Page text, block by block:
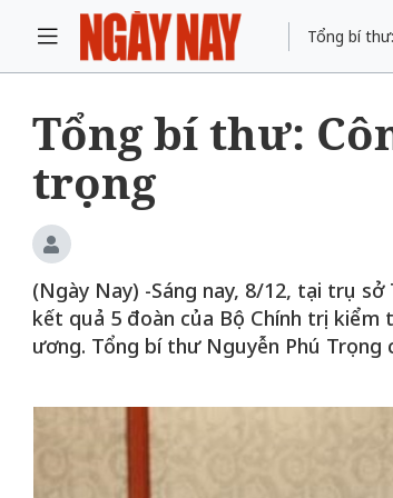
Tổng bí
Tổng bí thư:
trọng
(Ngày Nay) -Sáng nay, 8/12, tại trụ
kết quả 5 đoàn của Bộ Chính trị
ương. Tổng bí thư Nguyễn Phú Trọng
của những chiếc
trên không gian